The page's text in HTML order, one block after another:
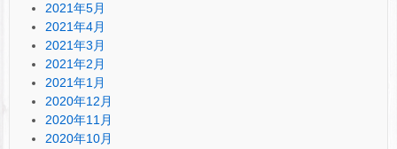
2021年5月
2021年4月
2021年3月
2021年2月
2021年1月
2020年12月
2020年11月
2020年10月